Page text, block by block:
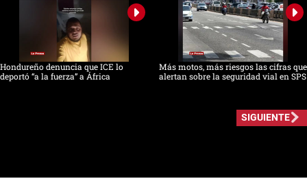
Hondureño denuncia que ICE lo
deportó “a la fuerza” a África
Más motos, más riesgos las cifras que
alertan sobre la seguridad vial en SPS
SIGUIENTE